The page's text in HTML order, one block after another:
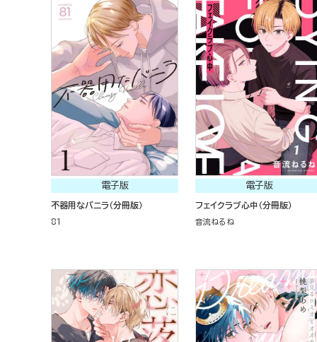
電子版
不器用なバニラ（分冊版）
81
電子版
フェイクラブ心中（分冊版）
音流ねるね